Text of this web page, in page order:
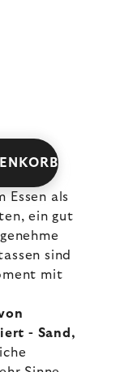
Essen als
ein gut
sind
mit
- Sand,